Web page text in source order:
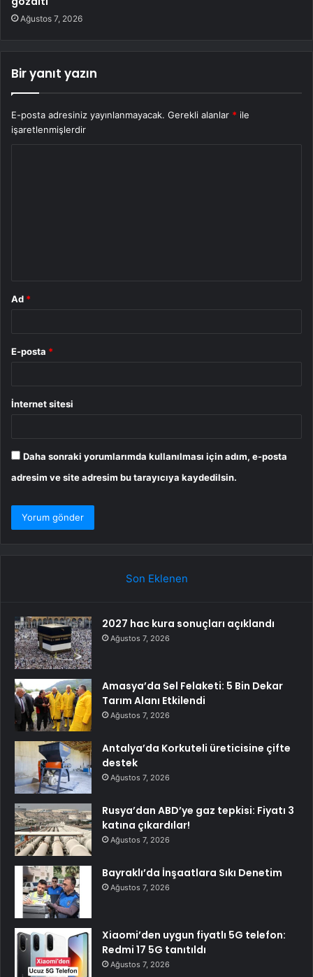
Ağustos 7, 2026
Bir yanıt yazın
E-posta adresiniz yayınlanmayacak. Gerekli alanlar * ile
işaretlenmişlerdir
Ad *
E-posta *
İnternet sitesi
Daha sonraki yorumlarımda kullanılması için adım, e-posta
adresim ve site adresim bu tarayıcıya kaydedilsin.
Son Eklenen
2027 hac kura sonuçları açıklandı
Ağustos 7, 2026
Amasya’da Sel Felaketi: 5 Bin Dekar
Tarım Alanı Etkilendi
Ağustos 7, 2026
Antalya’da Korkuteli üreticisine çifte
destek
Ağustos 7, 2026
Rusya’dan ABD’ye gaz tepkisi: Fiyatı 3
katına çıkardılar!
Ağustos 7, 2026
Bayraklı’da İnşaatlara Sıkı Denetim
Ağustos 7, 2026
Xiaomi’den uygun fiyatlı 5G telefon:
Redmi 17 5G tanıtıldı
Ağustos 7, 2026